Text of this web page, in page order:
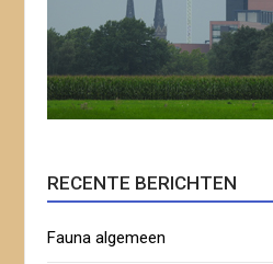
RECENTE BERICHTEN
Fauna algemeen